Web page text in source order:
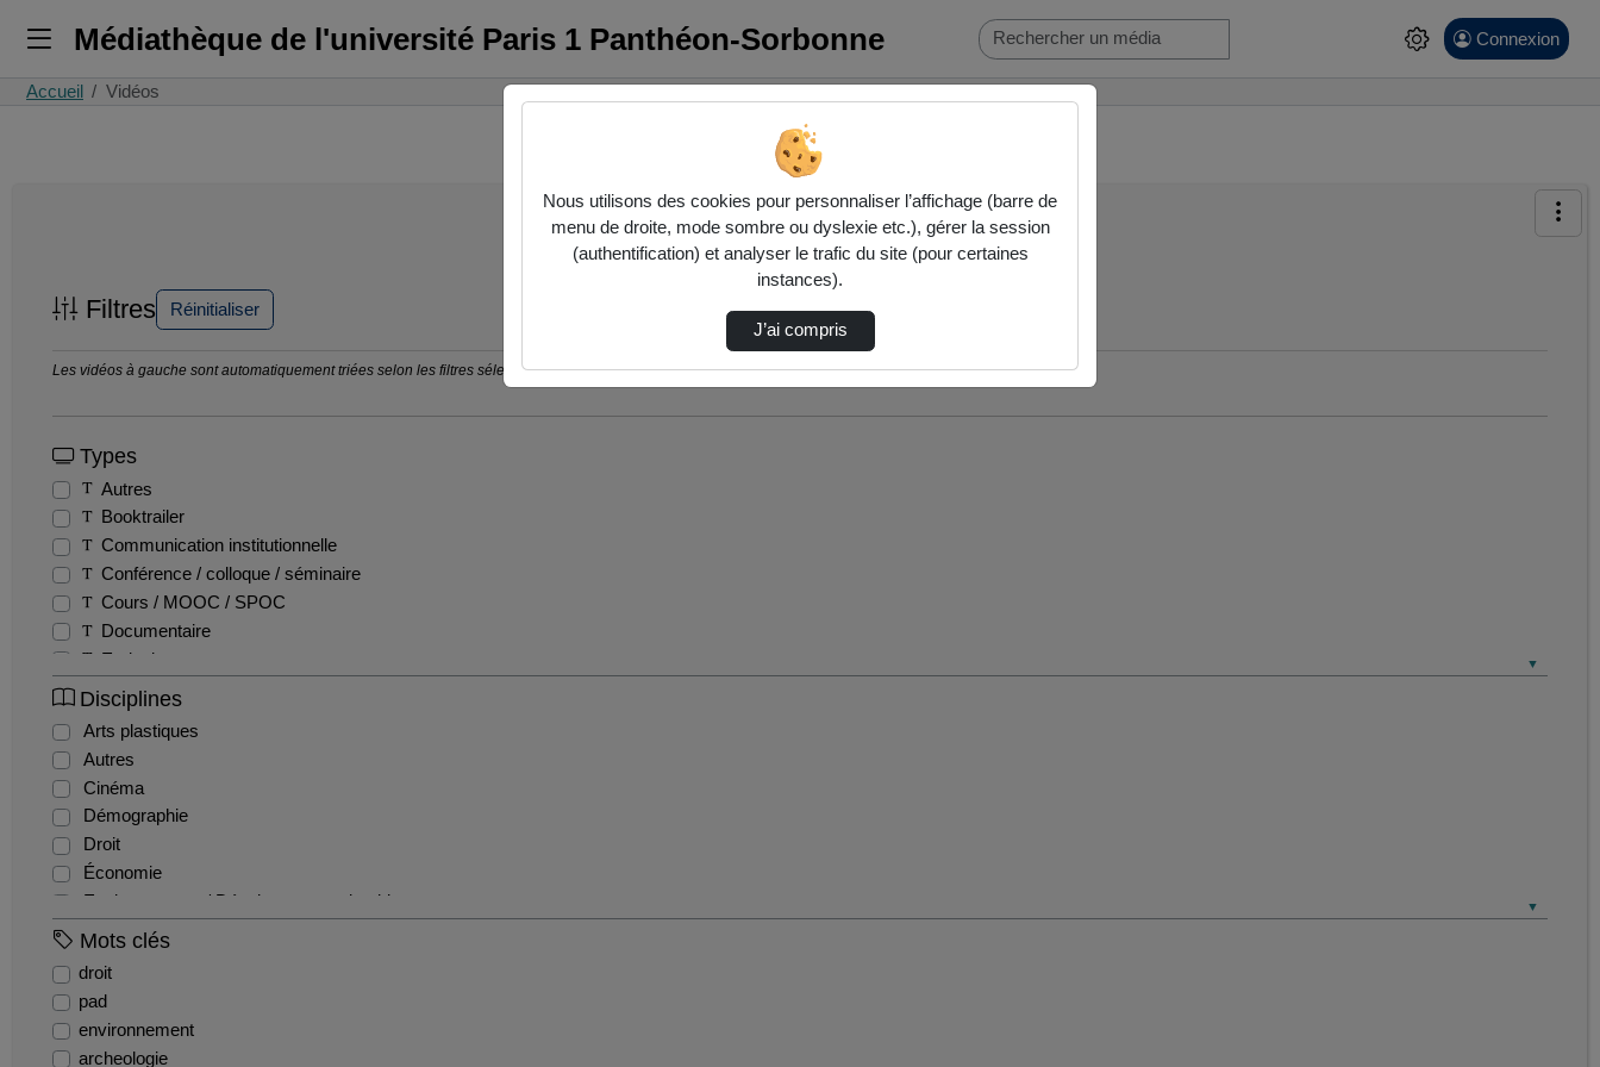
Médiathèque de l'université Paris 1 Panthéon-Sorbonne Connexion
Accueil Vidéos
Filtres Réinitialiser
Les vidéos à gauche sont automatiquement triées selon les filtres sélectionnés ci-dessous. Consultez les options pour ajuster les résultats.
Types
Autres
Booktrailer
Communication institutionnelle
Conférence / colloque / séminaire
Cours / MOOC / SPOC
Documentaire
Emission
Entretien / Témoignage / Retour d'expérience
Fiction
Film pédagogique
Reportage
Disciplines
Arts plastiques
Autres
Cinéma
Démographie
Droit
Économie
Environnement / Développement durable
EPS
Histoire
Mots clés
droit
pad
environnement
archeologie
Nous utilisons des cookies pour personnaliser l’affichage (barre de
menu de droite, mode sombre ou dyslexie etc.), gérer la session
(authentification) et analyser le trafic du site (pour certaines
instances).
J’ai compris